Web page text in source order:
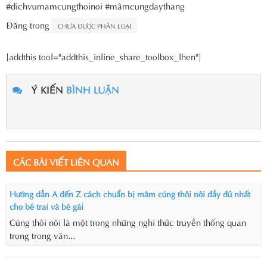
#dichvumamcungthoinoi #mâmcungdaythang
Đăng trong
CHƯA ĐƯỢC PHÂN LOẠI
[addthis tool="addthis_inline_share_toolbox_lhen"]
Ý KIẾN BÌNH LUẬN
CÁC BÀI VIẾT LIÊN QUAN
Hướng dẫn A đến Z cách chuẩn bị mâm cúng thôi nôi đầy đủ nhất
cho bé trai và bé gái
Cúng thôi nôi là một trong những nghi thức truyền thống quan
trọng trong văn...